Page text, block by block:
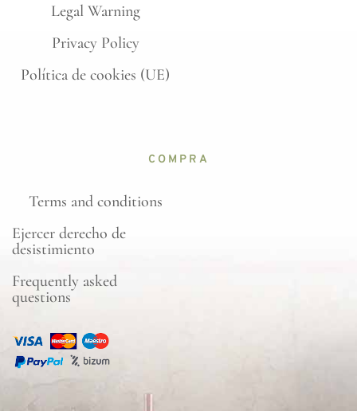
Legal Warning
Privacy Policy
Política de cookies (UE)
COMPRA
Terms and conditions
Ejercer derecho de
desistimiento
Frequently asked
questions